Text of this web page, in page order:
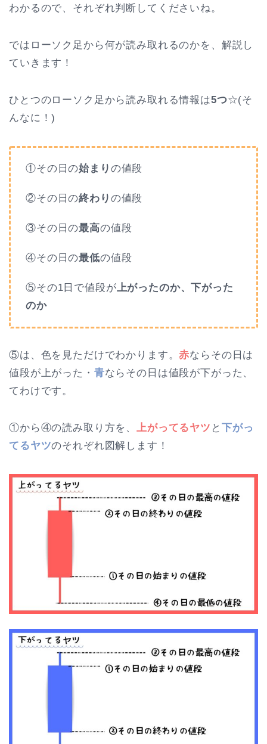
わかるので、それぞれ判断してくださいね。
ではローソク足から何が読み取れるのかを、解説し
ていきます！
ひとつのローソク足から読み取れる情報は5つ☆(そ
んなに！)
①その日の始まり の値段
②その日の終わり の値段
③その日の最高の値段
④その日の最低の値段
⑤その1日で値段が 上がったのか、下がった
のか
⑤は、色を見ただけでわかります。赤ならその日は
値段が上がった・ 青ならその日は値段が下がった、
てわけです。
①から④の読み取り方を、 上がってるヤツ と 下がっ
てるヤツのそれぞれ図解します！